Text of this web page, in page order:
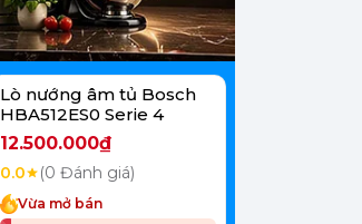
Lò nướng âm tủ Bosch
HBA512ES0 Serie 4
12.500.000₫
0.0 (0 Đánh giá)
Vừa mở bán